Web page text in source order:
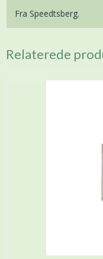
Fra Speedtsberg.
Relaterede